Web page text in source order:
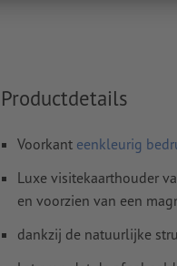
Productdetails
Voorkant eenkleurig
Luxe visitekaarthouder
en voorzien van een
dankzij de natuurlijke